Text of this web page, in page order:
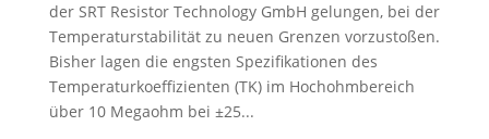
der SRT Resistor Technology GmbH gelungen, bei der
Temperaturstabilität zu neuen Grenzen vorzustoßen.
Bisher lagen die engsten Spezifikationen des
Temperaturkoeffizienten (TK) im Hochohmbereich
über 10 Megaohm bei ±25...